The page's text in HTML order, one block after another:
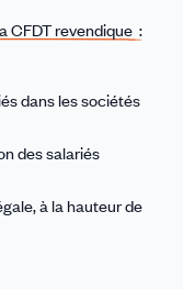
CFDT revendique :
dans les sociétés
des salariés
à la hauteur de